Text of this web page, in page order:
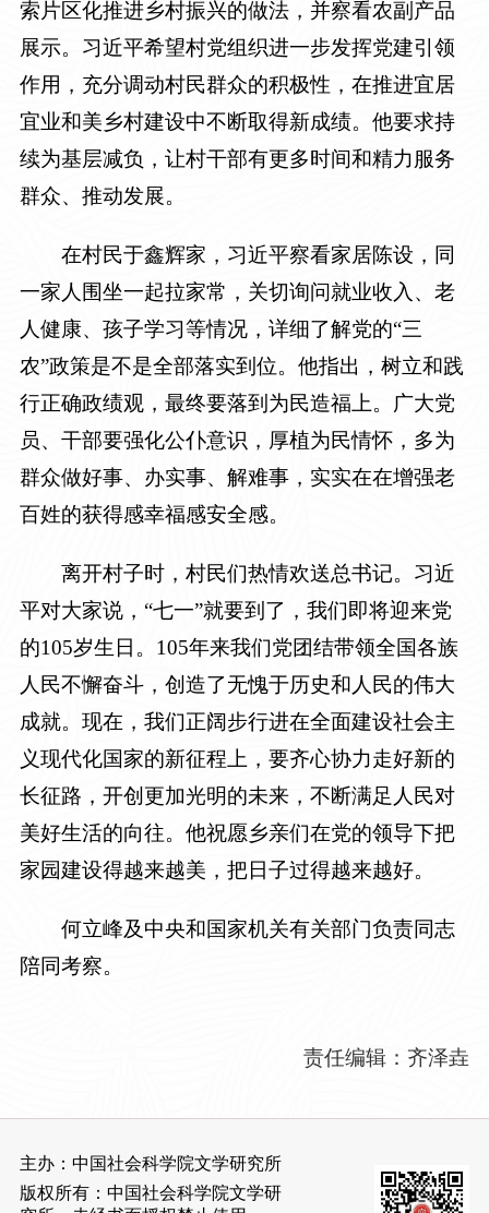
索片区化推进乡村振兴的做法，并察看农副产品
展示。习近平希望村党组织进一步发挥党建引领
作用，充分调动村民群众的积极性，在推进宜居
宜业和美乡村建设中不断取得新成绩。他要求持
续为基层减负，让村干部有更多时间和精力服务
群众、推动发展。
在村民于鑫辉家，习近平察看家居陈设，同
一家人围坐一起拉家常，关切询问就业收入、老
人健康、孩子学习等情况，详细了解党的“三
农”政策是不是全部落实到位。他指出，树立和践
行正确政绩观，最终要落到为民造福上。广大党
员、干部要强化公仆意识，厚植为民情怀，多为
群众做好事、办实事、解难事，实实在在增强老
百姓的获得感幸福感安全感。
离开村子时，村民们热情欢送总书记。习近
平对大家说，“七一”就要到了，我们即将迎来党
的105岁生日。105年来我们党团结带领全国各族
人民不懈奋斗，创造了无愧于历史和人民的伟大
成就。现在，我们正阔步行进在全面建设社会主
义现代化国家的新征程上，要齐心协力走好新的
长征路，开创更加光明的未来，不断满足人民对
美好生活的向往。他祝愿乡亲们在党的领导下把
家园建设得越来越美，把日子过得越来越好。
何立峰及中央和国家机关有关部门负责同志
陪同考察。
责任编辑：齐泽垚
主办：中国社会科学院文学研究所
版权所有：中国社会科学院文学研